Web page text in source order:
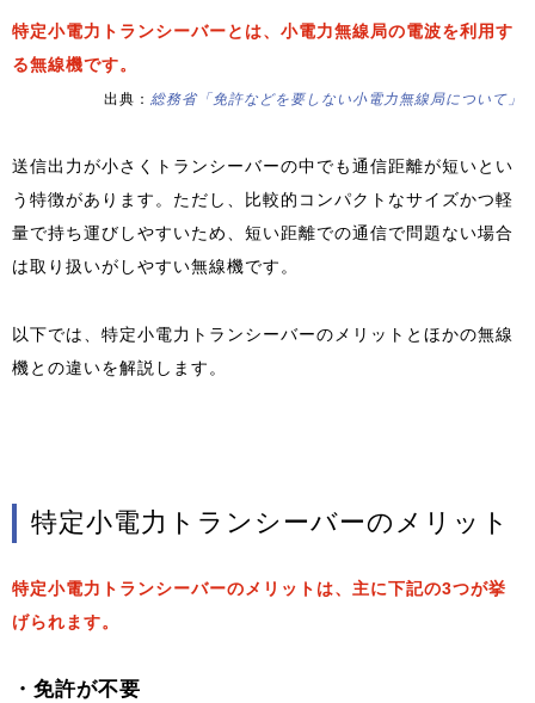
特定小電力トランシーバーとは、小電力無線局の電波を利用す
る無線機です。
出典： 総務省「免許などを要しない小電力無線局について」
送信出力が小さくトランシーバーの中でも通信距離が短いとい
う特徴があります。ただし、比較的コンパクトなサイズかつ軽
量で持ち運びしやすいため、短い距離での通信で問題ない場合
は取り扱いがしやすい無線機です。
以下では、特定小電力トランシーバーのメリットとほかの無線
機との違いを解説します。
特定小電力トランシーバーのメリット
特定小電力トランシーバーのメリットは、主に下記の3つが挙
げられます。
・免許が不要